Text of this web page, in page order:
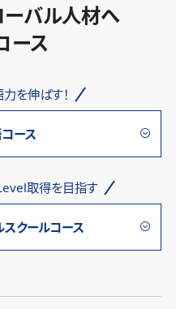
バル人材へ
ース
を伸ばす！
ース
取得を目指す
スクールコース